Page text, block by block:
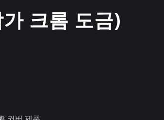
크롬 도금)